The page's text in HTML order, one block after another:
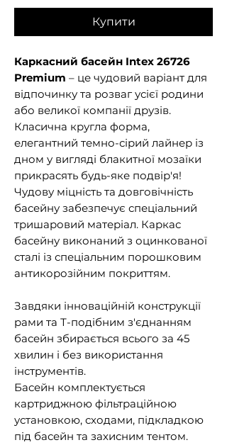
Купити
Каркасний басейн Intex 26726
Premium – це чудовий варіант для
відпочинку та розваг усієї родини
або великої компанії друзів.
Класична кругла форма,
елегантний темно-сірий лайнер із
дном у вигляді блакитної мозаїки
прикрасять будь-яке подвір'я!
Чудову міцність та довговічність
басейну забезпечує спеціальний
тришаровий матеріал. Каркас
басейну виконаний з оцинкованої
сталі із спеціальним порошковим
антикорозійним покриттям.
Завдяки інноваційній конструкції
рами та Т-подібним з'єднанням
басейн збирається всього за 45
хвилин і без використання
інструментів.
Басейн комплектується
картриджною фільтраційною
установкою, сходами, підкладкою
під басейн та захисним тентом.